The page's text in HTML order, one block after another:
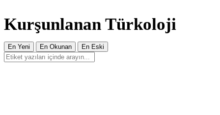
Kurşunlanan Türkoloji
En Yeni En Okunan En Eski